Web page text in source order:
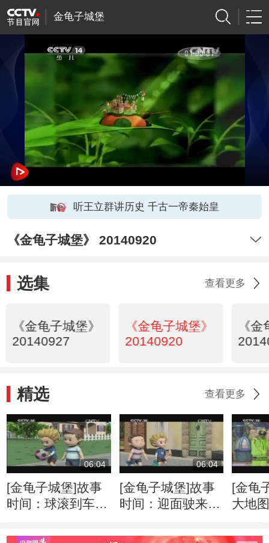
金龟子城堡
听王立群讲历史 千古一帝秦始皇
《金龟子城堡》 20140920
选集 查看更多
《金龟子城堡》
20140927
《金龟子城堡》
20140920
《
精选 查看更多
06:04
[金龟子城堡]故事
时间：球滚到车道
06:04
[金龟子城堡]故事
时间：迎面驶来的
[金龟
大地图